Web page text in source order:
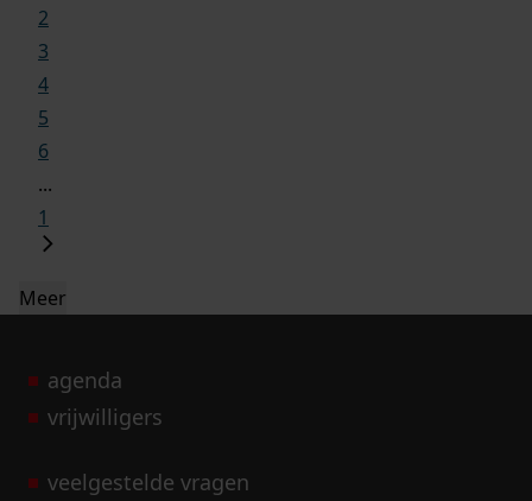
2
3
4
5
6
...
1
Meer
agenda
vrijwilligers
veelgestelde vragen